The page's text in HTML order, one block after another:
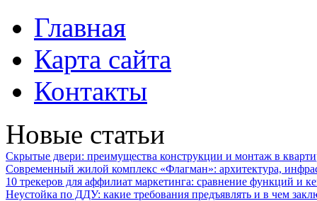
Главная
Карта сайта
Контакты
Новые статьи
Скрытые двери: преимущества конструкции и монтаж в
Современный жилой комплекс «Флагман»: архитектура,
10 трекеров для аффилиат маркетинга: сравнение функций и
Неустойка по ДДУ: какие требования предъявлять и в чем